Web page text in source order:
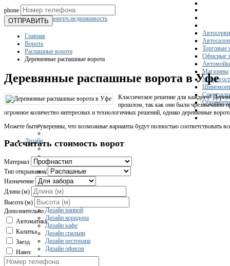
Склады
Коммерч.недвижимость
Торговые
Офисные
Магазины
Мини-
Спортзалы
Дизайн
Дизайн частного дома
Дизайн гостиной
Дизайн комнаты
Дизайн кухни
Дизайн квартиры
Дизайн ванной
Дизайн коридора
Дизайн кафе
Дизайн спальни
Дизайн ресторана
Дизайн офисов
phone
ОТПРАВИТЬ
Главная
Ворота
Распашные ворота
Деревянные распашные ворота
Деревянные распашные ворота в Уфе
Классическое решение для каждого!
прошлом, так как они были чрезвычайно
огромное количество интересных и технологичных решений, однако деревянные
Можете быть уверенны, что возможные варианты будут полностью соответствовать
Рассчитать стоимость ворот
Материал
Тип открывания
Назначение
Длина (м)
Высота (м)
Дополнительно:
Автоматика
Калитка
Заезд
Навес